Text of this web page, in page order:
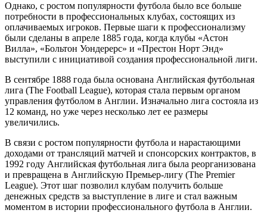
Однако, с ростом популярности футбола было все больше
потребности в профессиональных клубах, состоящих из
оплачиваемых игроков. Первые шаги к профессионализму
были сделаны в апреле 1885 года, когда клубы «Астон
Вилла», «Больтон Уондерерс» и «Престон Норт Энд»
выступили с инициативой создания профессиональной лиги.
В сентябре 1888 года была основана Английская футбольная
лига (The Football League), которая стала первым органом
управления футболом в Англии. Изначально лига состояла из
12 команд, но уже через несколько лет ее размеры
увеличились.
В связи с ростом популярности футбола и нарастающими
доходами от трансляций матчей и спонсорских контрактов, в
1992 году Английская футбольная лига была реорганизована
и превращена в Английскую Премьер-лигу (The Premier
League). Этот шаг позволил клубам получить больше
денежных средств за выступление в лиге и стал важным
моментом в истории профессионального футбола в Англии.